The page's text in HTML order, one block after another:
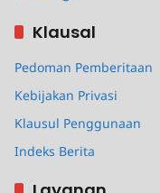
Klausal
Pedoman Pemberitaan
Kebijakan Privasi
Klausul Penggunaan
Indeks Berita